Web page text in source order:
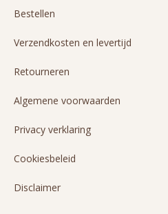
Bestellen
Verzendkosten en levertijd
Retourneren
Algemene voorwaarden
Privacy verklaring
Cookiesbeleid
Disclaimer